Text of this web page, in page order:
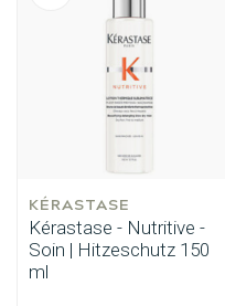
KÉRASTASE
Kérastase - Nutritive -
Soin | Hitzeschutz 150
ml